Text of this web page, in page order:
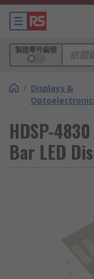
製造零件編號
/ Displays &
HDSP-
Bar LED